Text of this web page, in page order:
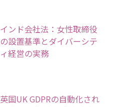
インド会社法：女性取締役
の設置基準とダイバーシテ
ィ経営の実務
英国UK GDPRの自動化され